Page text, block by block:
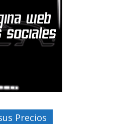
Precios